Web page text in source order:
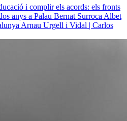
i complir els acords: els fronts
anys a Palau Bernat Surroca Albet
Arnau Urgell i Vidal | Carlos